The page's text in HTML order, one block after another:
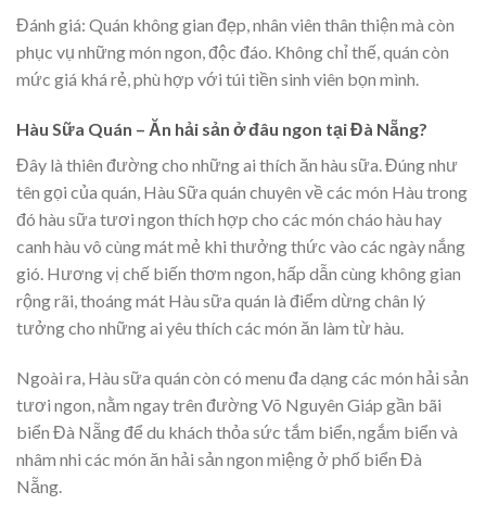
Đánh giá: Quán không gian đẹp, nhân viên thân thiện mà còn
phục vụ những món ngon, độc đáo. Không chỉ thế, quán còn
mức giá khá rẻ, phù hợp với túi tiền sinh viên bọn mình.
Hàu Sữa Quán – Ăn hải sản ở đâu ngon tại Đà Nẵng?
Đây là thiên đường cho những ai thích ăn hàu sữa. Đúng như
tên gọi của quán, Hàu Sữa quán chuyên về các món Hàu trong
đó hàu sữa tươi ngon thích hợp cho các món cháo hàu hay
canh hàu vô cùng mát mẻ khi thưởng thức vào các ngày nắng
gió. Hương vị chế biến thơm ngon, hấp dẫn cùng không gian
rộng rãi, thoáng mát Hàu sữa quán là điểm dừng chân lý
tưởng cho những ai yêu thích các món ăn làm từ hàu.
Ngoài ra, Hàu sữa quán còn có menu đa dạng các món hải sản
tươi ngon, nằm ngay trên đường Võ Nguyên Giáp gần bãi
biển Đà Nẵng để du khách thỏa sức tắm biển, ngắm biển và
nhâm nhi các món ăn hải sản ngon miệng ở phố biển Đà
Nẵng.